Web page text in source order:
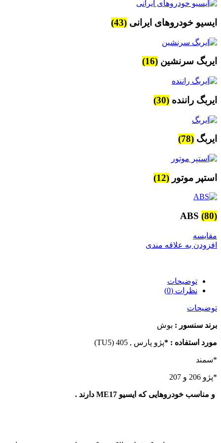
ایسیو خودروهای ایرانی (43)
ایربگ سرنشین (16)
ایربگ راننده (30)
ایربگ (78)
استپر موتور (12)
ABS (80)
مقایسه
افزودن به علاقه مندی
توضیحات
نظرات (0)
توضیحات
برند سنسور : بوش
مورد استفاده : *پژو پارس , 405 (TU5)
*سمند
*پژو 206 و 207
و مناسب خودروهایی که ایسیو ME17 دارند .